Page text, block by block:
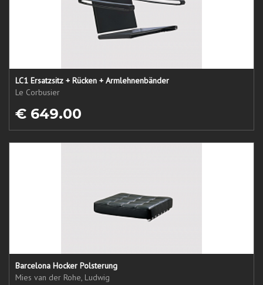
LC1 Ersatzsitz + Rücken + Armlehnenbänder
Le Corbusier
€ 649.00
Barcelona Hocker Polsterung
Mies van der Rohe, Ludwig